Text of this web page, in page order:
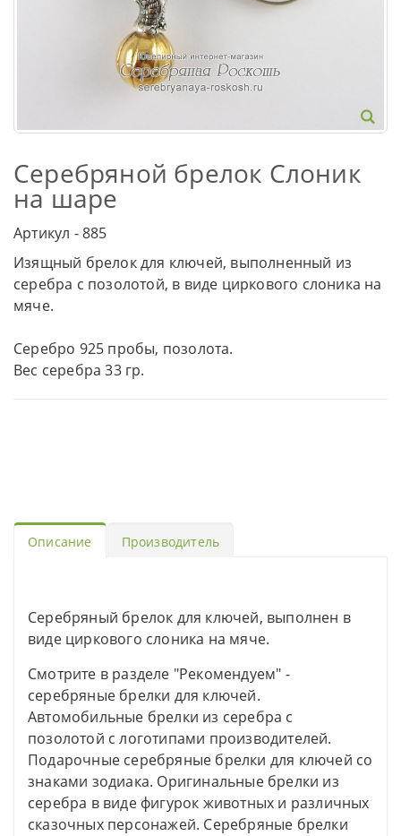
Серебряной брелок Слоник
на шаре
Артикул - 885
Изящный брелок для ключей, выполненный из
серебра с позолотой, в виде циркового слоника на
мяче.
Серебро 925 пробы, позолота.
Вес серебра 33 гр.
Описание Производитель
Серебряный брелок для ключей, выполнен в
виде циркового слоника на мяче.
Смотрите в разделе "Рекомендуем" -
серебряные брелки для ключей.
Автомобильные брелки из серебра с
позолотой с логотипами производителей.
Подарочные серебряные брелки для ключей со
знаками зодиака. Оригинальные брелки из
серебра в виде фигурок животных и различных
сказочных персонажей. Серебряные брелки